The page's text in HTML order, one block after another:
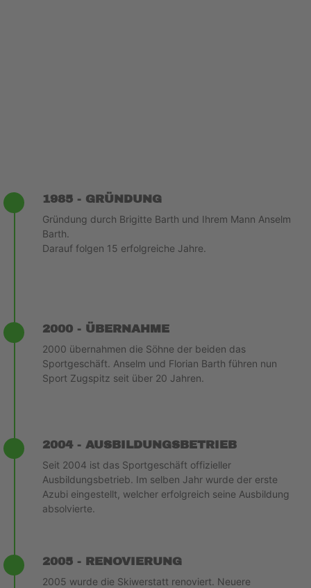
1985 - GRÜNDUNG
Gründung durch Brigitte Barth und Ihrem Mann Anselm
Barth.
Darauf folgen 15 erfolgreiche Jahre.
2000 - ÜBERNAHME
2000 übernahmen die Söhne der beiden das
Sportgeschäft. Anselm und Florian Barth führen nun
Sport Zugspitz seit über 20 Jahren.
2004 - AUSBILDUNGSBETRIEB
Seit 2004 ist das Sportgeschäft offizieller
Ausbildungsbetrieb. Im selben Jahr wurde der erste
Azubi eingestellt, welcher erfolgreich seine Ausbildung
absolvierte.
2005 - RENOVIERUNG
2005 wurde die Skiwerstatt renoviert. Neuere